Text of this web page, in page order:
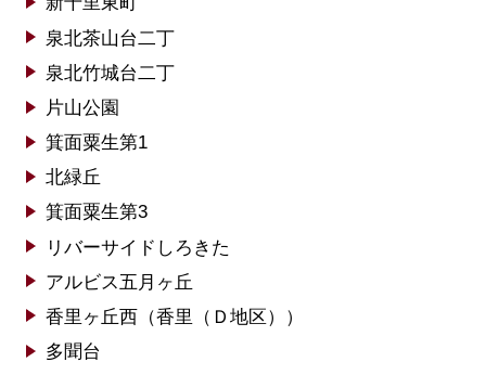
泉北茶山台二丁
泉北竹城台二丁
片山公園
箕面粟生第1
北緑丘
箕面粟生第3
リバーサイドしろきた
アルビス五月ヶ丘
香里ヶ丘西（香里（Ｄ地区））
多聞台